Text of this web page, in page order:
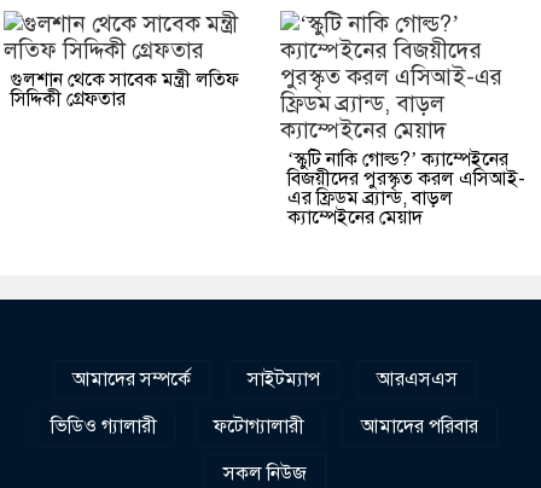
গুলশান থেকে সাবেক মন্ত্রী লতিফ
সিদ্দিকী গ্রেফতার
‘স্কুটি নাকি গোল্ড?’ ক্যাম্পেইনের
বিজয়ীদের পুরস্কৃত করল এসিআই-
এর ফ্রিডম ব্র্যান্ড, বাড়ল
ক্যাম্পেইনের মেয়াদ
আমাদের সম্পর্কে সাইটম্যাপ
আরএসএস
ভিডিও গ্যালারী
ফটোগ্যালারী
আমাদের পরিবার
সকল নিউজ